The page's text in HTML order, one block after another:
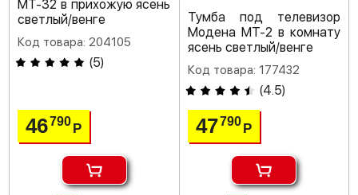
МТ-32 в прихожую ясень
светлый/венге
Код товара: 204105
(5)
46790Р
Тумба под телевизор
Модена МТ-2 в комнату
ясень светлый/венге
Код товара: 177432
(4.5)
47790 Р